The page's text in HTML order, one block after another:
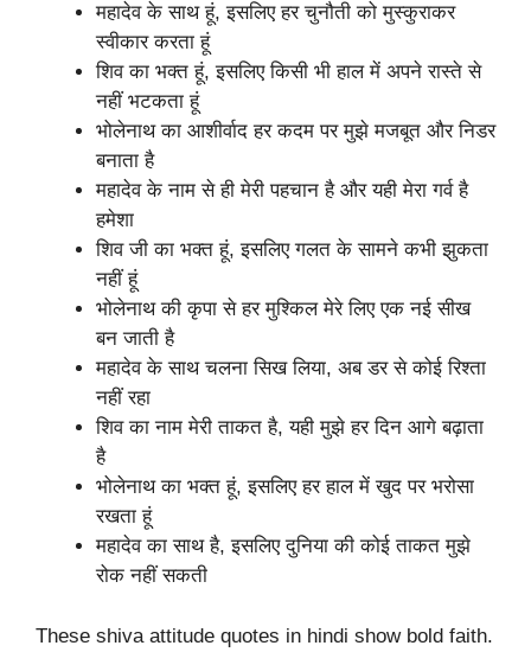
महादेव के साथ हूं, इसलिए हर चुनौती को मुस्कुराकर
स्वीकार करता हूं
शिव का भक्त हूं, इसलिए किसी भी हाल में अपने रास्ते से
नहीं भटकता हूं
भोलेनाथ का आशीर्वाद हर कदम पर मुझे मजबूत और निडर
बनाता है
महादेव के नाम से ही मेरी पहचान है और यही मेरा गर्व है
हमेशा
शिव जी का भक्त हूं, इसलिए गलत के सामने कभी झुकता
नहीं हूं
भोलेनाथ की कृपा से हर मुश्किल मेरे लिए एक नई सीख
बन जाती है
महादेव के साथ चलना सिख लिया, अब डर से कोई रिश्ता
नहीं रहा
शिव का नाम मेरी ताकत है, यही मुझे हर दिन आगे बढ़ाता
है
भोलेनाथ का भक्त हूं, इसलिए हर हाल में खुद पर भरोसा
रखता हूं
महादेव का साथ है, इसलिए दुनिया की कोई ताकत मुझे
रोक नहीं सकती
These shiva attitude quotes in hindi show bold faith.